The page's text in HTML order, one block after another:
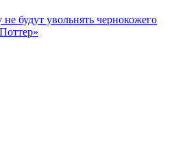
будут увольнять чернокожего